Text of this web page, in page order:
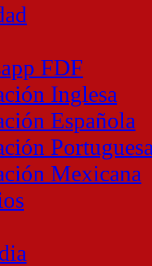
FDF
Inglesa
Española
Mexicana